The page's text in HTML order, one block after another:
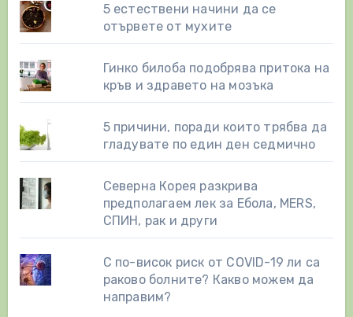
5 естествени начини да се
отървете от мухите
Гинко билоба подобрява притока на
кръв и здравето на мозъка
5 причини, поради които трябва да
гладувате по един ден седмично
Северна Корея разкрива
предполагаем лек за Ебола, MERS,
СПИН, рак и други
С по-висок риск от COVID-19 ли са
раково болните? Какво можем да
направим?